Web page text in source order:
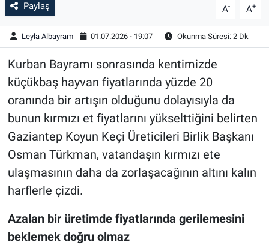
Paylaş A- A+
Leyla Albayram 01.07.2026 - 19:07 Okunma Süresi: 2 Dk
Kurban Bayramı sonrasında kentimizde
küçükbaş hayvan fiyatlarında yüzde 20
oranında bir artışın olduğunu dolayısıyla da
bunun kırmızı et fiyatlarını yükselttiğini belirten
Gaziantep Koyun Keçi Üreticileri Birlik Başkanı
Osman Türkman, vatandaşın kırmızı ete
ulaşmasının daha da zorlaşacağının altını kalın
harflerle çizdi.
Azalan bir üretimde fiyatlarında gerilemesini
beklemek doğru olmaz